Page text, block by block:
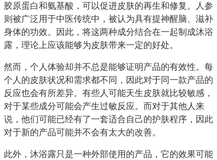
胶原蛋白和氨基酸，可以促进皮肤的再生和修复。人参
则被广泛用于中医传统中，被认为具有提神醒脑、滋补
身体的功效。因此，将这两种成分结合在一起制成沐浴
露，理论上应该能够为皮肤带来一定的好处。
然而，个人体验却并不总是能够证明产品的有效性。每
个人的皮肤状况和需求都不同，因此对于同一款产品的
反应也会有所差异。有些人可能天生皮肤就比较敏感，
对于某些成分可能会产生过敏反应。而对于其他人来
说，他们可能已经有了一套适合自己的护肤程序，因此
对于新的产品可能并不会有太大的改善。
此外，沐浴露只是一种外部使用的产品，它的效果可能